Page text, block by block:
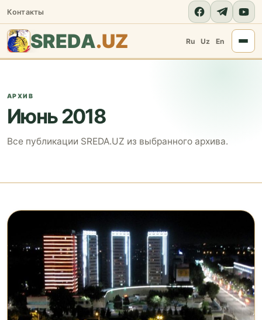
Контакты
SREDA.UZ Ru Uz En
АРХИВ
Июнь 2018
Все публикации SREDA.UZ из выбранного архива.